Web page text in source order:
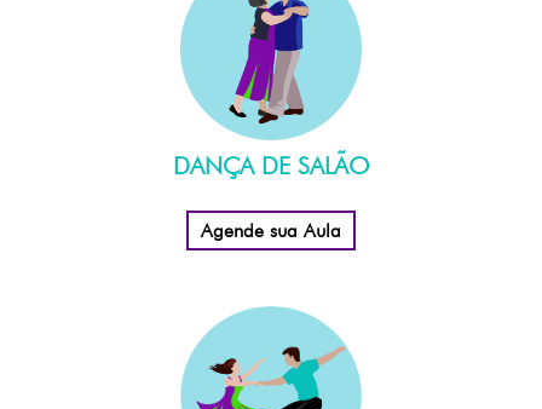
DANÇA DE SALÃO
Agende sua Aula